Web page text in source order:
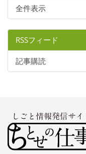
全件表示
RSSフィード
記事購読